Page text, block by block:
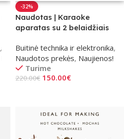
,
-32%
Naudotas | Karaoke
aparatas su 2 belaidžiais
Buitinė technika ir elektronika,
Naudotos prekės, Naujienos!
Turime
220.00€ 150.00€